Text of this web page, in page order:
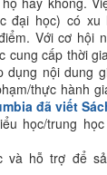
đại học) có
Với cơ hội
cung cấp thời
dụng nội dung
thực hành
đã viết
học/trung
và hỗ trợ để